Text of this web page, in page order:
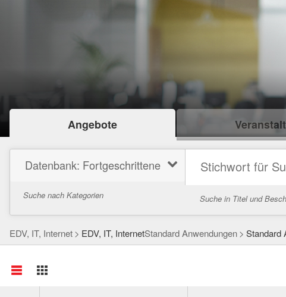
Angebote
Datenbank: Fortgeschrittene
Suche nach Kategorien Suche in Titel und
EDV, IT, Internet EDV, IT, InternetStandard Anwendungen Standard